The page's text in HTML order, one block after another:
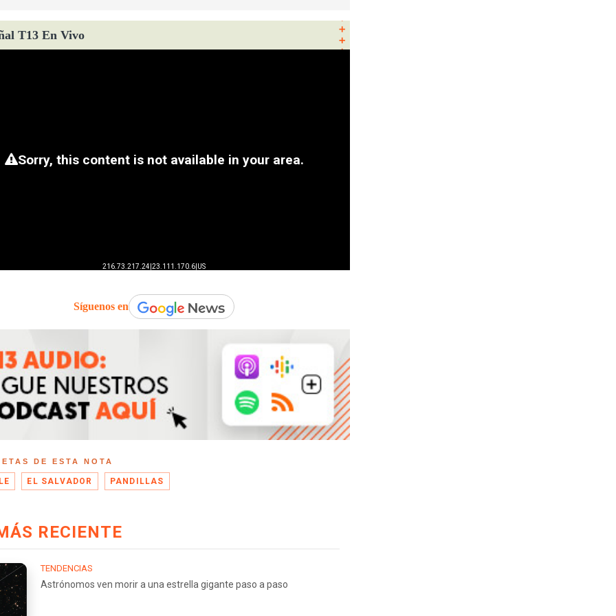
T13 En Vivo
Síguenos en
DE ESTA NOTA
EL SALVADOR PANDILLAS
RECIENTE
TENDENCIAS
Astrónomos ven morir a una estrella gigante paso a paso